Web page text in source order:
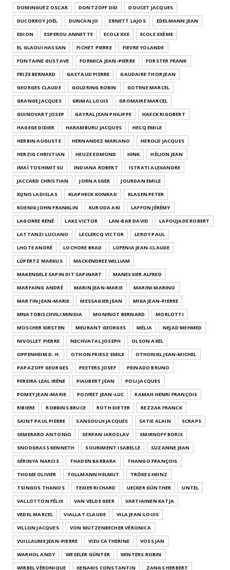
DOMINGUEZ OSCAR
DONTZOFF DID
DOUCET JACQUES
DUCORROY JOËL
DUNCAN JO EBNETT LAJOS
EDELMANN JEAN
EDION
ESPEROU ANNETTE ECOLE XXE
ECOLE XXÈME
EL GLAOUI HASSAN
FICHET PIERRE
FIEVRE YOLANDE
FONTAINE GUSTAVE
FORMICA JEAN-PIERRE
FORSTER FRANK
FRIZE BERNARD
GASTAUD PIERRE
GAUDAIRE THOR JEAN
GEORGES CLAUDE
GOLDRING ROBIN
GOTENE MARCEL
GRANGE JACQUES
GRIMAL LOUIS
GROMAIRE MARCEL
GUINOVART JOSEP
GAYRAL JEAN PHILIPPE
HAECK RIGOBERT
HAGEGE DIDIER
HARAMBURU JACQUES
HECQ EMILE
HERBIN AUGUSTE
HERNANDEZ MARIANO
HEROLD JACQUES
HERZIG CHRISTIAN
HEUZE EDMOND HINK
HÉLION JEAN
IMAÏ TOSHIMITSU
INDIANA ROBERT
ISTRATI ALEXANDRE
JACCARD CHRISTIAN
JORN ASGER
JOURDAN EMILE
KIJNO LADISLAS
KLAPHECK KONRAD
KLASEN PETER
KOENIG JOHN FRANKLIN
KURODA AKI
LAFFON JÉRÉMY
LAGORRE RENÉ
LAKS VICTOR LAN-BAR DAVID
LAPOUJADE ROBERT
LATTANZI LUCIANO
LECLERCQ VICTOR
LEROY PAUL
LHOTE ANDRÉ
LOCHORE BRAD
LOFENIA JEAN-CLAUDE
LÜPERTZ MARKUS
MACKENDREE WILLIAM
MAKENGELE SAPIN DIT SAPINART
MANESSIER ALFRED
MARFAING ANDRÉ
MARIN JEAN-MARIE
MARINI MARINO
MARTIN JEAN-MARIE
MESSAGIER JEAN
MIKA JEAN-PIERRE
MNATOBISCHVILI MINDIA
MONINOT BERNARD
MORLOTTI
MOSCHER KIRSTEN
MEURANT GEORGES MÉLIA
NEJAD MEHMED
NIVOLLET PIERRE
NECHVATAL JOSEPH
OLSON AXEL
OPPENHEIM D. H.
OTHON FRIESZ EMILE
OTHONIEL JEAN-MICHEL
PAPAZOFF GEORGES
PEETERS JOSEF
PEINADO BRUNO
PEREIRA LEAL IRÈNE
PIAUBERT JEAN
POLI JACQUES
POMEY JEAN-MARIE
POIVRET JEAN-LUC
RAMAH HENRI FRANÇOIS
RIBIERE
ROBBINS BRUCE ROTH DIETER
REZZAK FRANCK
SAINT PAUL PIERRE
SANSOULH JACQUES SATIE ALAIN
SCRAPS
SEMERARO ANTONIO
SERPAN IAROSLAV
SMIRNOFF BORIS
SNODGRASS KENNETH
SOURIMENT ISABELLE
SUZANNE JEAN
SÉRINYA NARCIS
THADEN BARBARA
THANGO FRANÇOIS
THOME OLIVIER
TOLLMANN HELMUT
TRÖKES HEINZ
TSINGOS THANOS
TEXIER RICHARD UECKER GÜNTHER
UNTEL
VALLOTTON FÉLIX
VAN VELDE GEER
VARTIAINEN KATJA
VEDEL MARCEL
VIALLAT CLAUDE
VILA JEAN-LOUIS
VILLON JACQUES
VON MUTZENBECHER VÉRONICA
VUILLAUME JEAN-PIERRE
VIEU CATHERINE
VOSS JAN
WARHOL ANDY
WESELER GÜNTER
WINTERS ROBIN
WIRBEL VÉRONIQUE
XENAKIS CONSTANTIN ZANGS HERBERT